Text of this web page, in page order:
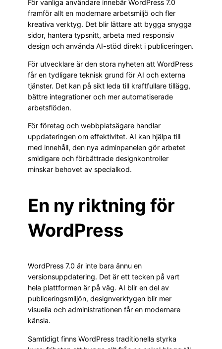
För vanliga användare innebär WordPress 7.0
framför allt en modernare arbetsmiljö och fler
kreativa verktyg. Det blir lättare att bygga snygga
sidor, hantera typsnitt, arbeta med responsiv
design och använda AI-stöd direkt i publiceringen.
För utvecklare är den stora nyheten att WordPress
får en tydligare teknisk grund för AI och externa
tjänster. Det kan på sikt leda till kraftfullare tillägg,
bättre integrationer och mer automatiserade
arbetsflöden.
För företag och webbplatsägare handlar
uppdateringen om effektivitet. AI kan hjälpa till
med innehåll, den nya adminpanelen gör arbetet
smidigare och förbättrade designkontroller
minskar behovet av specialkod.
En ny riktning för
WordPress
WordPress 7.0 är inte bara ännu en
versionsuppdatering. Det är ett tecken på vart
hela plattformen är på väg. AI blir en del av
publiceringsmiljön, designverktygen blir mer
visuella och administrationen får en modernare
känsla.
Samtidigt finns WordPress traditionella styrka